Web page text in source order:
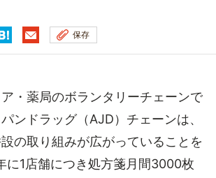
保存
・薬局のボランタリーチェーンで
ンドラッグ（AJD）チェーンは、
の取り組みが広がっていることを
に1店舗につき処方箋月間3000枚